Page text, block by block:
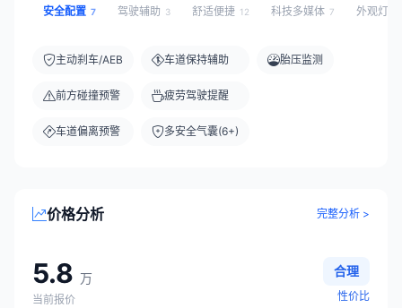
安全配置 7 驾驶辅助 3 舒适便捷 12 科技多媒体 7 外观灯光
主动刹车/AEB
前方碰撞预警
车道偏离预警
车道保持辅助
疲劳驾驶提醒
多安全气囊(6+)
胎压监测
价格分析 完整分析 >
5.8 万
当前报价
合理
性价比